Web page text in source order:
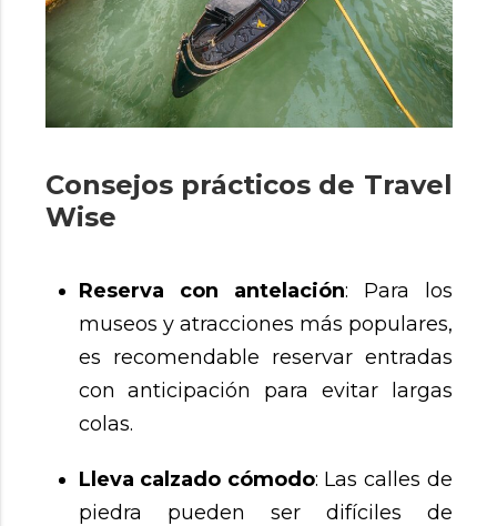
Consejos prácticos de Travel
Wise
Reserva con antelación: Para los
museos y atracciones más populares,
es recomendable reservar entradas
con anticipación para evitar largas
colas.
Lleva calzado cómodo: Las calles de
piedra pueden ser difíciles de